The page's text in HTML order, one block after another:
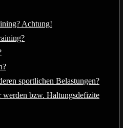
Achtung!
sportlichen Belastungen?
werden bzw. Haltungsdefizite